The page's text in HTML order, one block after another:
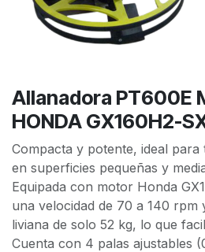
Allanadora PT600E
HONDA GX160H2-
Compacta y potente, ideal para
en superficies pequeñas y
Equipada con motor Honda
una velocidad de 70 a 140 rpm
liviana de solo 52 kg, lo que
Cuenta con 4 palas ajustables